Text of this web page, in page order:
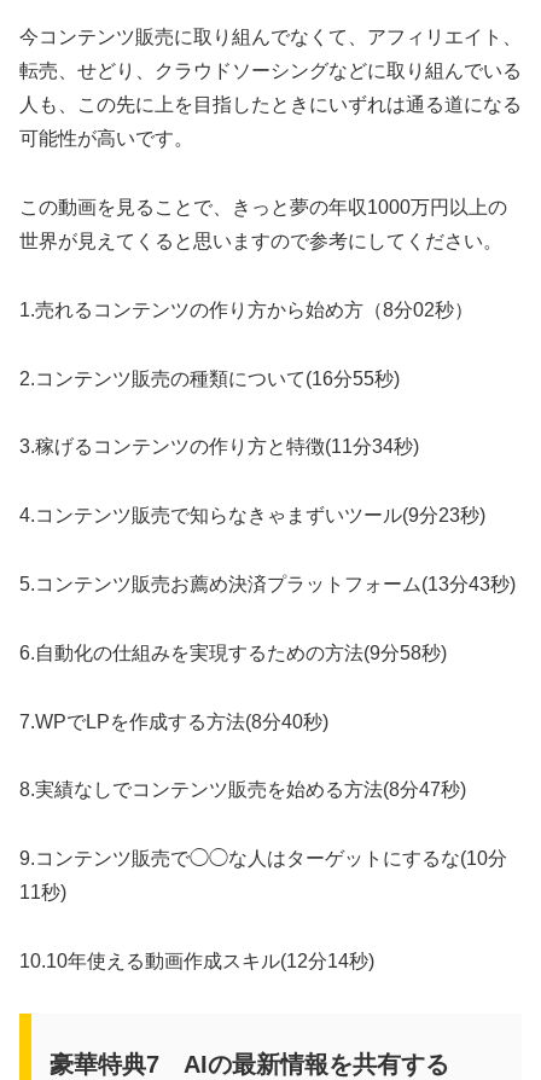
今コンテンツ販売に取り組んでなくて、アフィリエイト、
転売、せどり、クラウドソーシングなどに取り組んでいる
人も、この先に上を目指したときにいずれは通る道になる
可能性が高いです。
この動画を見ることで、きっと夢の年収1000万円以上の
世界が見えてくると思いますので参考にしてください。
1.売れるコンテンツの作り方から始め方（8分02秒）
2.コンテンツ販売の種類について(16分55秒)
3.稼げるコンテンツの作り方と特徴(11分34秒)
4.コンテンツ販売で知らなきゃまずいツール(9分23秒)
5.コンテンツ販売お薦め決済プラットフォーム(13分43秒)
6.自動化の仕組みを実現するための方法(9分58秒)
7.WPでLPを作成する方法(8分40秒)
8.実績なしでコンテンツ販売を始める方法(8分47秒)
9.コンテンツ販売で◯◯な人はターゲットにするな(10分
11秒)
10.10年使える動画作成スキル(12分14秒)
豪華特典7 AIの最新情報を共有する